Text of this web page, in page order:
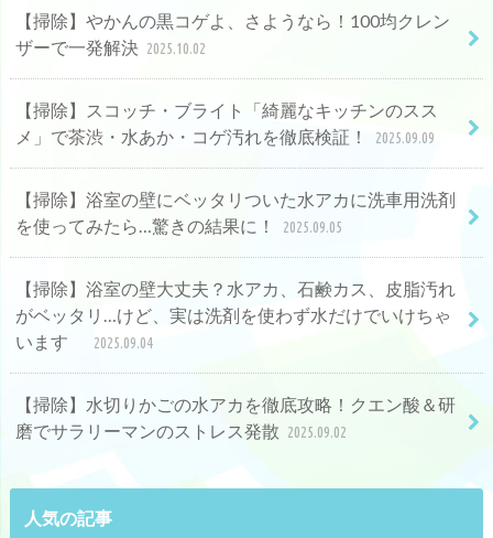
【掃除】やかんの黒コゲよ、さようなら！100均クレン
ザーで一発解決 2025.10.02
【掃除】スコッチ・ブライト「綺麗なキッチンのスス
メ」で茶渋・水あか・コゲ汚れを徹底検証！
2025.09.09
【掃除】浴室の壁にベッタリついた水アカに洗車用洗剤
を使ってみたら…驚きの結果に！
2025.09.05
【掃除】浴室の壁大丈夫？水アカ、石鹸カス、皮脂汚れ
がベッタリ…けど、実は洗剤を使わず水だけでいけちゃ
います
2025.09.04
【掃除】水切りかごの水アカを徹底攻略！クエン酸＆研
磨でサラリーマンのストレス発散 2025.09.02
人気の記事